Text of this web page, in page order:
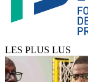
LES PLUS LUS